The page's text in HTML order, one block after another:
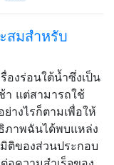
สมสำหรับ
องร่อนใต้น้ำซึ่งเป็น
า แต่สามารถใช้
างไรก็ตามเพื่อให้
ภาพฉันได้พบแหล่ง
ติของส่วนประกอบ